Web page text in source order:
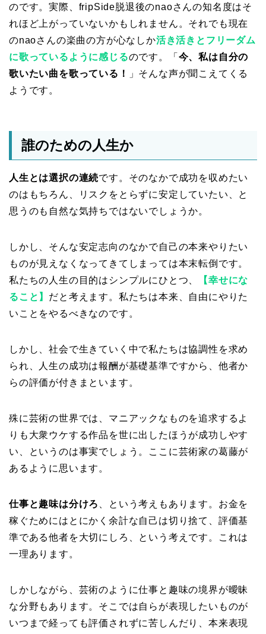
のです。実際、fripSide脱退後のnaoさんの知名度はそ
れほど上がっていないかもしれません。それでも現在
のnaoさんの楽曲の方が心なしか活き活きとフリーダム
に歌っているように感じるのです。「 今、私は自分の
歌いたい曲を歌っている！
」そんな声が聞こえてくる
ようです。
誰のための人生か
人生とは選択の連続です。そのなかで成功を収めたい
のはもちろん、リスクをとらずに安定していたい、と
思うのも自然な気持ちではないでしょうか。
しかし、そんな安定志向のなかで自己の本来やりたい
ものが見えなくなってきてしまっては本末転倒です。
私たちの人生の目的はシンプルにひとつ、
【幸せにな
ること】 だと考えます。私たちは本来、自由にやりた
いことをやるべきなのです。
しかし、社会で生きていく中で私たちは協調性を求め
られ、人生の成功は報酬が基礎基準ですから、他者か
らの評価が付きまといます。
殊に芸術の世界では、マニアックなものを追求するよ
りも大衆ウケする作品を世に出したほうが成功しやす
い、というのは事実でしょう。ここに芸術家の葛藤が
あるように思います。
仕事と趣味は分けろ
、という考えもあります。お金を
稼ぐためにはとにかく余計な自己は切り捨て、評価基
準である他者を大切にしろ、という考えです。これは
一理あります。
しかしながら、芸術のように仕事と趣味の境界が曖昧
な分野もあります。そこでは自らが表現したいものが
いつまで経っても評価されずに苦しんだり、本来表現